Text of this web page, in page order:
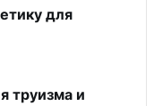
для
труизма и